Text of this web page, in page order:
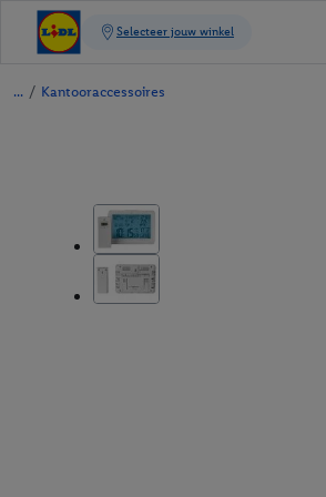
/ Kantooraccessoires